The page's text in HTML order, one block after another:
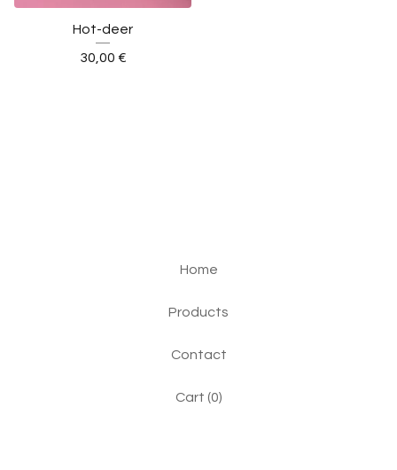
Hot-deer
30,00 €
Home
Products
Contact
Cart (0)